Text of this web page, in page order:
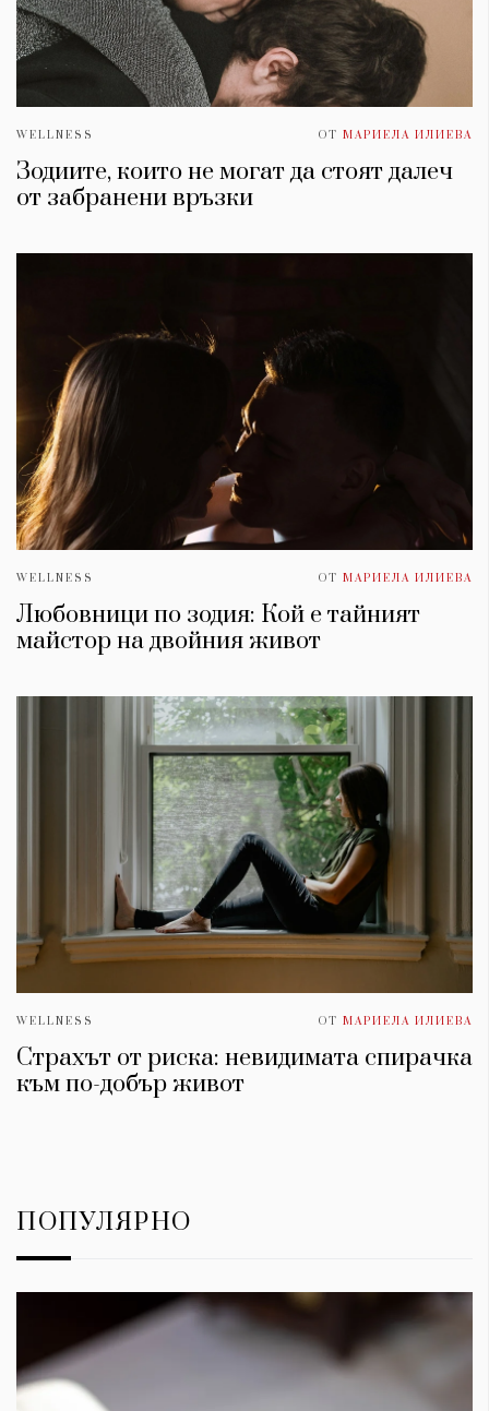
WELLNESS ОТ МАРИЕЛА ИЛИЕВА
Зодиите, които не могат да стоят далеч
от забранени връзки
WELLNESS ОТ МАРИЕЛА ИЛИЕВА
Любовници по зодия: Кой е тайният
майстор на двойния живот
WELLNESS ОТ МАРИЕЛА ИЛИЕВА
Страхът от риска: невидимата спирачка
към по-добър живот
ПОПУЛЯРНО